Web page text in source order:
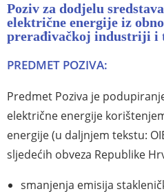
Poziv za dodjelu
električne energije iz
prerađivačkoj industriji i
PREDMET POZIVA:
Predmet Poziva je
električne energije
energije (u daljnjem tekstu:
sljedećih obveza Republike
smanjenja emisija